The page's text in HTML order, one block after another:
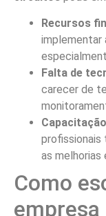
FAQ
1. O que é
de
A harmonização
é o processo de
garantir um
principalmente
2. Quais